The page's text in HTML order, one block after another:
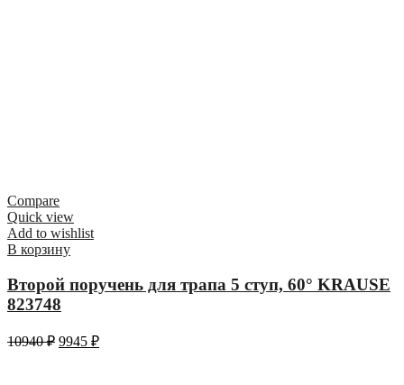
Compare
Quick view
Add to wishlist
В корзину
Второй поручень для трапа 5 ступ, 60° KRAUSE
823748
10940₽ 9945 ₽